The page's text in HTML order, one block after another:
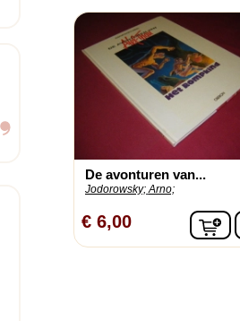
De avonturen van...
Jodorowsky; Arno;
€ 6,00